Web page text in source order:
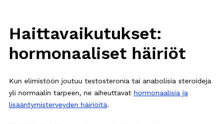
Haittavaikutukset:
hormonaaliset häiriöt
Kun elimistöön joutuu testosteronia tai anabolisia steroideja
yli normaalin tarpeen, ne aiheuttavat hormonaalisia ja
lisääntymisterveyden häiriöitä.